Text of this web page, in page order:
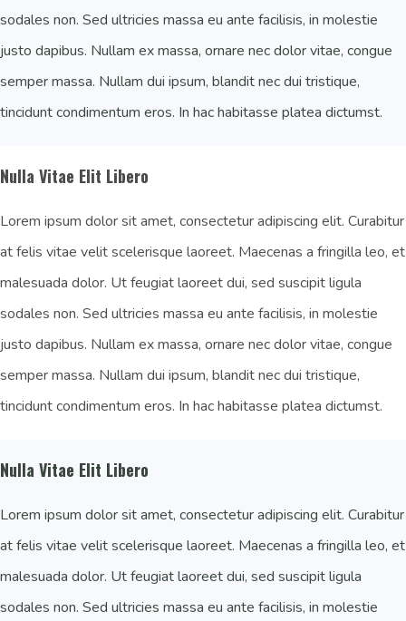
sodales non. Sed ultricies massa eu ante facilisis, in molestie
justo dapibus. Nullam ex massa, ornare nec dolor vitae, congue
semper massa. Nullam dui ipsum, blandit nec dui tristique,
tincidunt condimentum eros. In hac habitasse platea dictumst.
Nulla Vitae Elit Libero
Lorem ipsum dolor sit amet, consectetur adipiscing elit. Curabitur
at felis vitae velit scelerisque laoreet. Maecenas a fringilla leo, et
malesuada dolor. Ut feugiat laoreet dui, sed suscipit ligula
sodales non. Sed ultricies massa eu ante facilisis, in molestie
justo dapibus. Nullam ex massa, ornare nec dolor vitae, congue
semper massa. Nullam dui ipsum, blandit nec dui tristique,
tincidunt condimentum eros. In hac habitasse platea dictumst.
Nulla Vitae Elit Libero
Lorem ipsum dolor sit amet, consectetur adipiscing elit. Curabitur
at felis vitae velit scelerisque laoreet. Maecenas a fringilla leo, et
malesuada dolor. Ut feugiat laoreet dui, sed suscipit ligula
sodales non. Sed ultricies massa eu ante facilisis, in molestie